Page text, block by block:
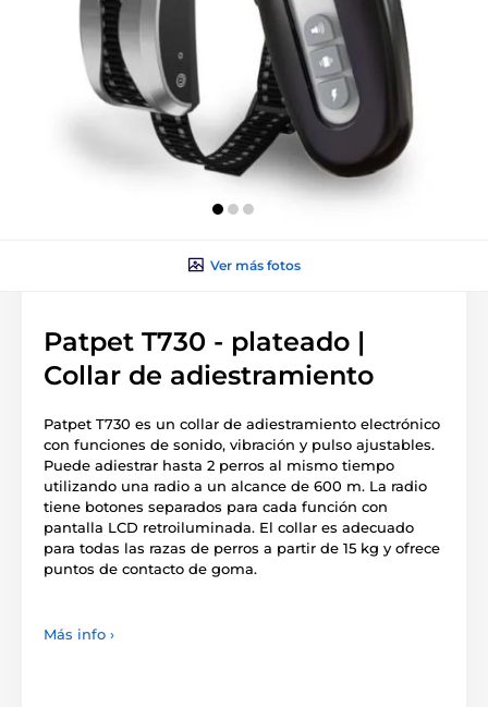
Ver más fotos
Patpet T730 - plateado |
Collar de adiestramiento
Patpet T730 es un collar de adiestramiento electrónico
con funciones de sonido, vibración y pulso ajustables.
Puede adiestrar hasta 2 perros al mismo tiempo
utilizando una radio a un alcance de 600 m. La radio
tiene botones separados para cada función con
pantalla LCD retroiluminada. El collar es adecuado
para todas las razas de perros a partir de 15 kg y ofrece
puntos de contacto de goma.
Más info ›